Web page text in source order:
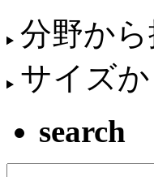
分野か
サイズ
search